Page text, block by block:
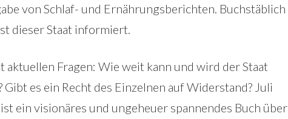
von Schlaf- und Ernährungsberichten. Buchstäblich
dieser Staat informiert.
Fragen: Wie weit kann und wird der Staat
es ein Recht des Einzelnen auf Widerstand? Juli
ein visionäres und ungeheuer spannendes Buch über